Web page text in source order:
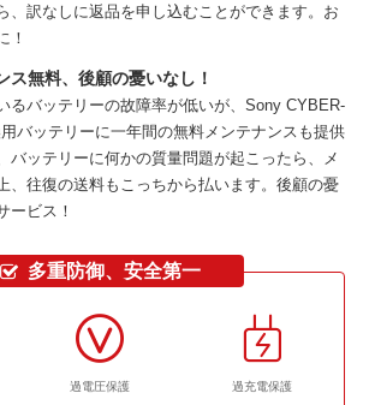
、訳なしに返品を申し込むことができます。お
！
ス無料、後顧の憂いなし！
るバッテリーの故障率が低いが、 Sony CYBER-
バッテリーに一年間の無料メンテナンスも提供
バッテリーに何かの質量問題が起こったら、メ
、往復の送料もこっちから払います。後顧の憂
ービス！
多重防御、安全第一
過電圧保護 過充電保護